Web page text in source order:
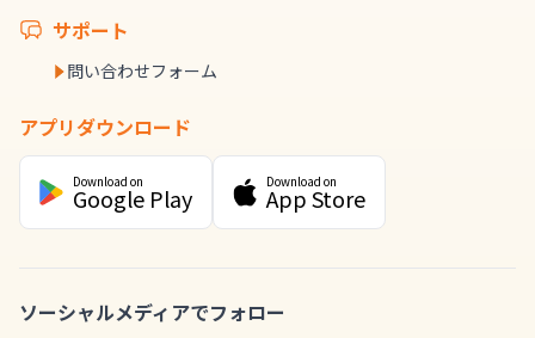
サポート
問い合わせフォーム
アプリダウンロード
Download on
Google Play
Download on
App Store
ソーシャルメディアでフォロー